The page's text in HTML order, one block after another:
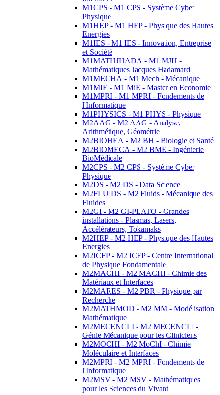
M1CPS - M1 CPS - Système Cyber
Physique
M1HEP - M1 HEP - Physique des Hautes
Energies
M1IES - M1 IES - Innovation, Entreprise
et Société
M1MATHJHADA - M1 MJH -
Mathématiques Jacques Hadamard
M1MECHA - M1 Mech - Mécanique
M1MIE - M1 MiE - Master en Economie
M1MPRI - M1 MPRI - Fondements de
l'Informatique
M1PHYSICS - M1 PHYS - Physique
M2AAG - M2 AAG - Analyse,
Arithmétique, Géométrie
M2BIOHEA - M2 BH - Biologie et Santé
M2BIOMECA - M2 BME - Ingénierie
BioMédicale
M2CPS - M2 CPS - Système Cyber
Physique
M2DS - M2 DS - Data Science
M2FLUIDS - M2 Fluids - Mécanique des
Fluides
M2GI - M2 GI-PLATO - Grandes
installations - Plasmas, Lasers,
Accélérateurs, Tokamaks
M2HEP - M2 HEP - Physique des Hautes
Energies
M2ICFP - M2 ICFP - Centre International
de Physique Fondamentale
M2MACHI - M2 MACHI - Chimie des
Matériaux et Interfaces
M2MARES - M2 PBR - Physique par
Recherche
M2MATHMOD - M2 MM - Modélisation
Mathématique
M2MECENCLI - M2 MECENCLI -
Génie Mécanique pour les Cliniciens
M2MOCHI - M2 MoChI - Chimie
Moléculaire et Interfaces
M2MPRI - M2 MPRI - Fondements de
l'Informatique
M2MSV - M2 MSV - Mathématiques
pour les Sciences du Vivant